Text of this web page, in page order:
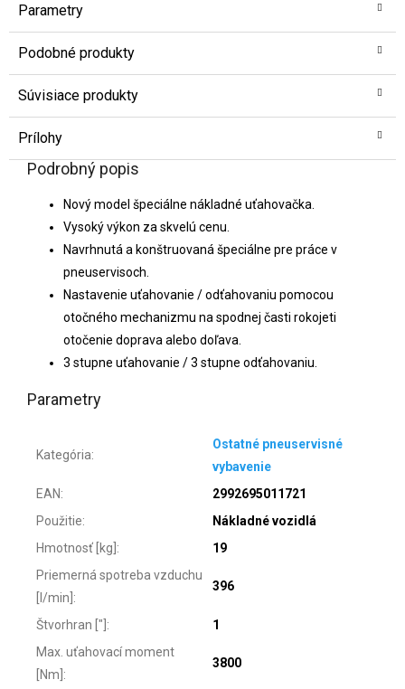
Parametry
Podobné produkty
Súvisiace produkty
Prílohy
Podrobný popis
Nový model špeciálne nákladné uťahovačka.
Vysoký výkon za skvelú cenu.
Navrhnutá a konštruovaná špeciálne pre práce v
pneuservisoch.
Nastavenie uťahovanie / odťahovaniu pomocou
otočného mechanizmu na spodnej časti rokojeti
otočenie doprava alebo doľava.
3 stupne uťahovanie / 3 stupne odťahovaniu.
Parametry
Kategória:
Ostatné pneuservisné
vybavenie
EAN:
2992695011721
Použitie:
Nákladné vozidlá
Hmotnosť [kg] :
19
Priemerná spotreba vzduchu
[l/min] :
396
Štvorhran ["] :
1
Max. uťahovací moment
[Nm] :
3800